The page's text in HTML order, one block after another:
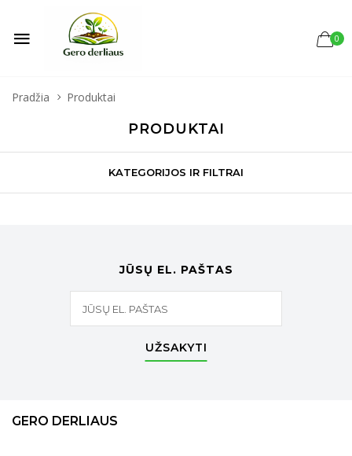
0
Pradžia Produktai
PRODUKTAI
KATEGORIJOS IR FILTRAI
JŪSŲ EL. PAŠTAS
UŽSAKYTI
GERO DERLIAUS